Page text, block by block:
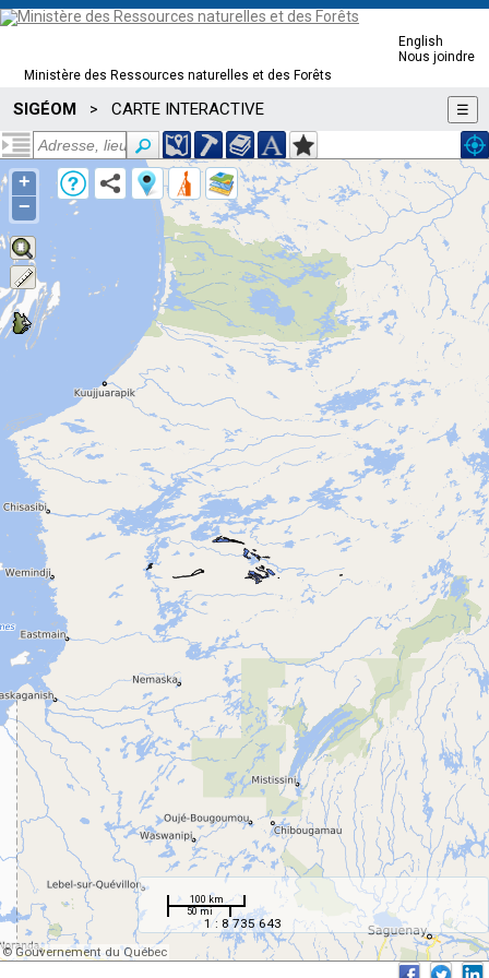
Ministère des Ressources naturelles et des Forêts
English
Nous joindre
SIGÉOM > CARTE INTERACTIVE ☰
100 km
50 mi
1 : 8 735 643
© Gouvernement du Québec
+
−